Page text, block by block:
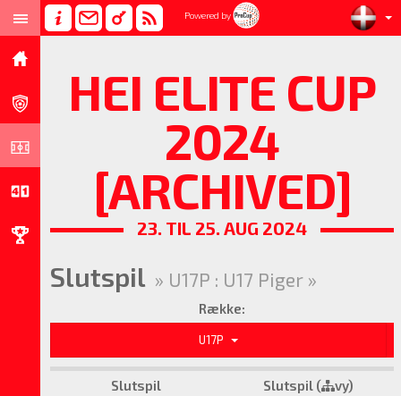
Powered by
HEI ELITE CUP
2024
[ARCHIVED]
23. TIL 25. AUG 2024
Slutspil » U17P : U17 Piger »
Række:
U17P
Slutspil Slutspil ( vy)